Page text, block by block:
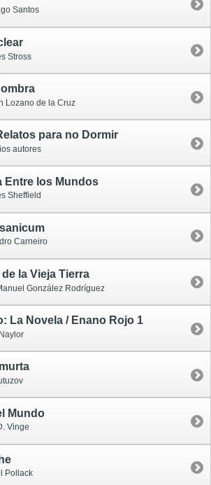
Santos
Stross
Lozano de la Cruz
para no Dormir
autores
Entre los Mundos
Sheffield
Carneiro
la Vieja Tierra
González Rodríguez
La Novela / Enano Rojo 1
Mundo
Vinge
Pollack